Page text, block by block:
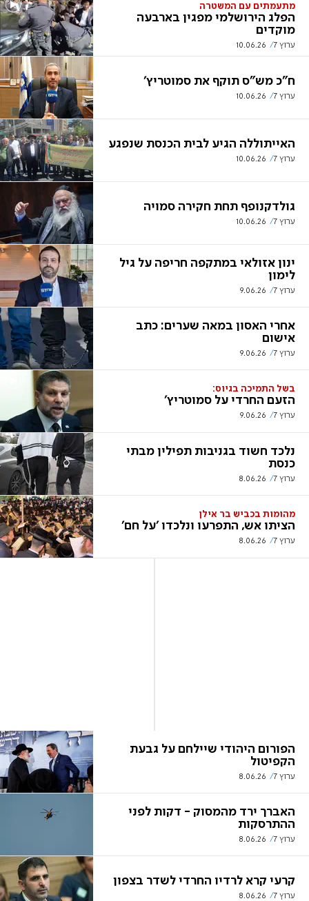
מתעמתים עם המשטרה
הפלג הירושלמי מפגין בארבעה
מוקדים
ערוץ 7 10.06.26
ח"כ מש"ס תוקף את סמוטריץ'
ערוץ 7 10.06.26
האייתוללה הגיע לבית הכנסת שנפגע
ערוץ 7 10.06.26
גולדקנופף תחת חקירה סמויה
ערוץ 7 10.06.26
ינון אזולאי במתקפה חריפה על גיל
לימון
ערוץ 7 9.06.26
אחרי האסון במאה שערים: כתב
אישום
ערוץ 7 9.06.26
בשל התמיכה בגיוס:
הזעם החרדי על סמוטריץ'
ערוץ 7 9.06.26
נלכד חשוד בגניבות תפילין מבתי
כנסת
ערוץ 7 8.06.26
מהומות בכביש בר אילן
הציתו אש, התפרעו ונלכדו 'על חם'
ערוץ 7 8.06.26
הפורום היהודי שיילחם על גבעת
הקפיטול
ערוץ 7 8.06.26
האברך ירד מהמסוק - דקות לפני
ההתרסקות
ערוץ 7 8.06.26
קרעי קרא לרדיו החרדי לשדר בצפון
ערוץ 7 8.06.26